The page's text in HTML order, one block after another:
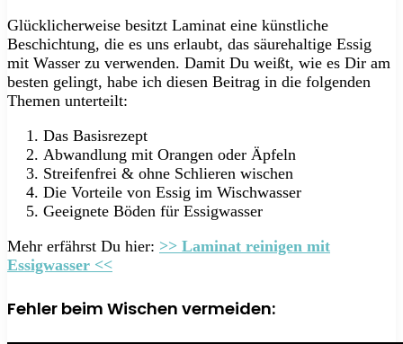
Glücklicherweise besitzt Laminat eine künstliche
Beschichtung, die es uns erlaubt, das säurehaltige Essig
mit Wasser zu verwenden. Damit Du weißt, wie es Dir am
besten gelingt, habe ich diesen Beitrag in die folgenden
Themen unterteilt:
Das Basisrezept
Abwandlung mit Orangen oder Äpfeln
Streifenfrei & ohne Schlieren wischen
Die Vorteile von Essig im Wischwasser
Geeignete Böden für Essigwasser
Mehr erfährst Du hier: >> Laminat reinigen mit
Essigwasser <<
Fehler beim Wischen vermeiden: